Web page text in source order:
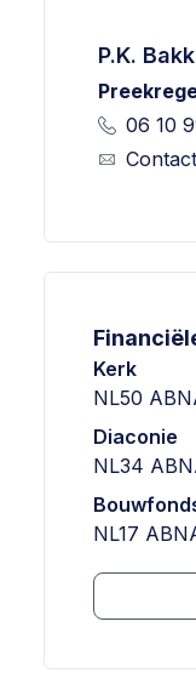
P.K.
06 10
Kerk
NL50
Diaconie
NL34
NL17